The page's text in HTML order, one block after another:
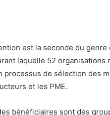
est la seconde du
laquelle 52
processus de sélection des
et les PME.
bénéficiaires sont des